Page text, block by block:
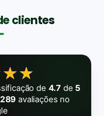
clientes
de 4.7 de 5
289 avaliações no